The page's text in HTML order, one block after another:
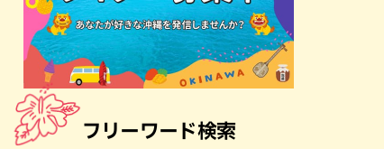
フリーワード検索